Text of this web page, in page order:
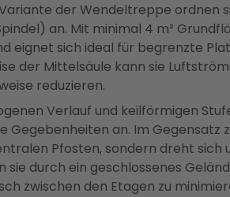
der Wendeltreppe ordnen
an. Mit minimal 4 m²
eignet sich ideal für begrenzte
der Mittelsäule kann sie
reduzieren.
Verlauf und keilförmigen
Gegebenheiten an. Im Gegensatz
Pfosten, sondern dreht sich
sie durch ein geschlossenes
zwischen den Etagen zu